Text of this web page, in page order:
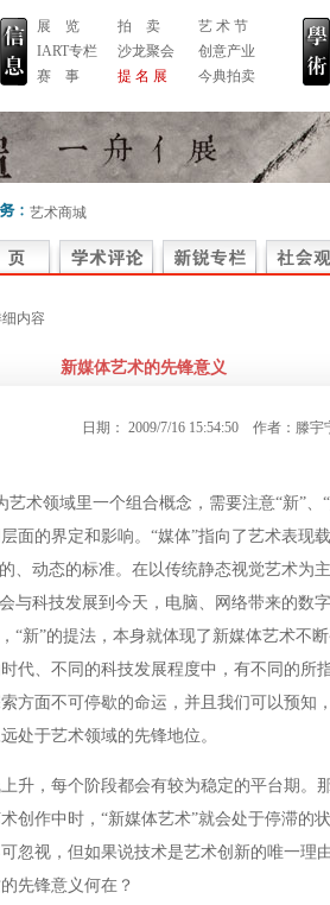
展 览
IART专栏
赛 事
拍 卖
沙龙聚会
提 名 展
艺 术 节
创意产业
今典拍卖
艺术商城
内容
新媒体艺术的先锋意义
日期： 2009/7/16 15:54:50 作者： 滕宇
艺术领域里一个组合概念，需要注意“新”、
面的界定和影响。“媒体”指向了艺术表现
、动态的标准。在以传统静态视觉艺术为
与科技发展到今天，电脑、网络带来的数
“新”的提法，本身就体现了新媒体艺术不
代、不同的科技发展程度中，有不同的所
方面不可停歇的命运，并且我们可以预知
处于艺术领域的先锋地位。
升，每个阶段都会有较为稳定的平台期。
创作中时，“新媒体艺术”就会处于停滞的
忽视，但如果说技术是艺术创新的唯一理
先锋意义何在？